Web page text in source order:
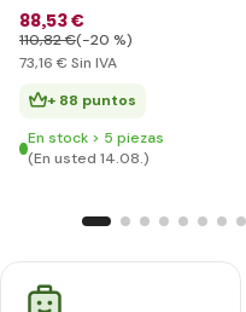
88,53 €
110,82 €(-20 %)
73,16 € Sin IVA
+ 88 puntos
En stock > 5 piezas
(En usted 14.08.)